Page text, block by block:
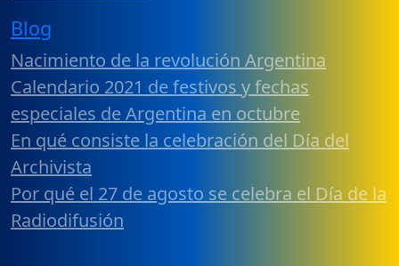
Blog
Nacimiento de la revolución Argentina
Calendario 2021 de festivos y fechas
especiales de Argentina en octubre
En qué consiste la celebración del Día del
Archivista
Por qué el 27 de agosto se celebra el Día de la
Radiodifusión